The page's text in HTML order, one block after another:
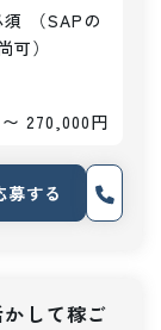
（SAPの
可）
270,000円
募する
して稼ご